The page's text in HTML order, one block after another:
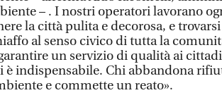
– . I nostri operatori lavorano
la città pulita e decorosa, e
al senso civico di tutta la
un servizio di qualità ai
è indispensabile. Chi abbandona
e commette un reato».